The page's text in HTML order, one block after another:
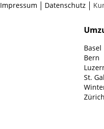
Impressum Datenschutz
Basel
Bern
St.
Zürich